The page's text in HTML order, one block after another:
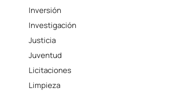
Inversión
Investigación
Justicia
Juventud
Licitaciones
Limpieza